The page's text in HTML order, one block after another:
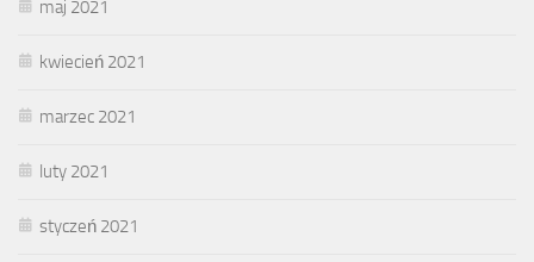
maj 2021
kwiecień 2021
marzec 2021
luty 2021
styczeń 2021